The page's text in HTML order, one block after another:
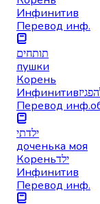
Инфинитив
Перевод инф.
תותחים
пушки
Корень
Инфинитив
Перевод инф.
ילדתי
доченька моя
Кореньילד
Инфинитив
Перевод инф.